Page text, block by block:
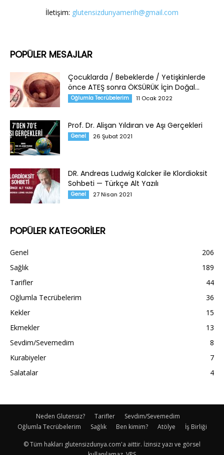
İletişim: glutensizdunyamerih@gmail.com
POPÜLER MESAJLAR
Çocuklarda / Bebeklerde / Yetişkinlerde
önce ATEŞ sonra ÖKSÜRÜK İçin Doğal...
Oğlumla Tecrübelerim 11 Ocak 2022
Prof. Dr. Alişan Yıldıran ve Aşı Gerçekleri
Genel 26 Şubat 2021
DR. Andreas Ludwig Kalcker ile Klordioksit
Sohbeti — Türkçe Alt Yazılı
Genel 27 Nisan 2021
POPÜLER KATEGORİLER
Genel
206
Sağlık
189
Tarifler
44
Oğlumla Tecrübelerim
36
Kekler
15
Ekmekler
13
Sevdim/Sevemedim
8
Kurabiyeler
7
Salatalar
4
Neden Glutensiz? Tarifler
Sevdim/Sevemedim
Oğlumla Tecrübelerim
Sağlık Ben kimim? Atölye İş Birliği
© Tüm hakları glutensizdunya.com'a aittir. İzinsiz yazı ve görsel